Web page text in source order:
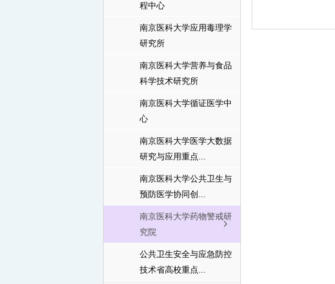
程中心
南京医科大学应用毒理学
研究所
南京医科大学营养与食品
科学技术研究所
南京医科大学循证医学中
心
南京医科大学医学大数据
研究与应用重点...
南京医科大学公共卫生与
预防医学协同创...
南京医科大学药物警戒研
究院
公共卫生安全与应急防控
技术省高校重点...